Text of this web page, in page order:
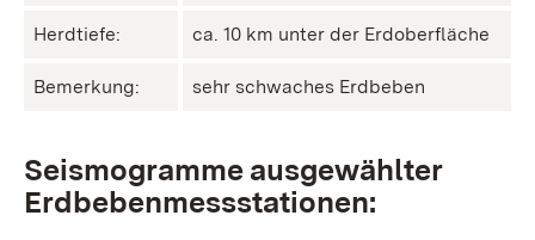
Herdtiefe: ca. 10 km unter der Erdoberfläche
Bemerkung: sehr schwaches Erdbeben
Seismogramme ausgewählter
Erdbebenmessstationen: